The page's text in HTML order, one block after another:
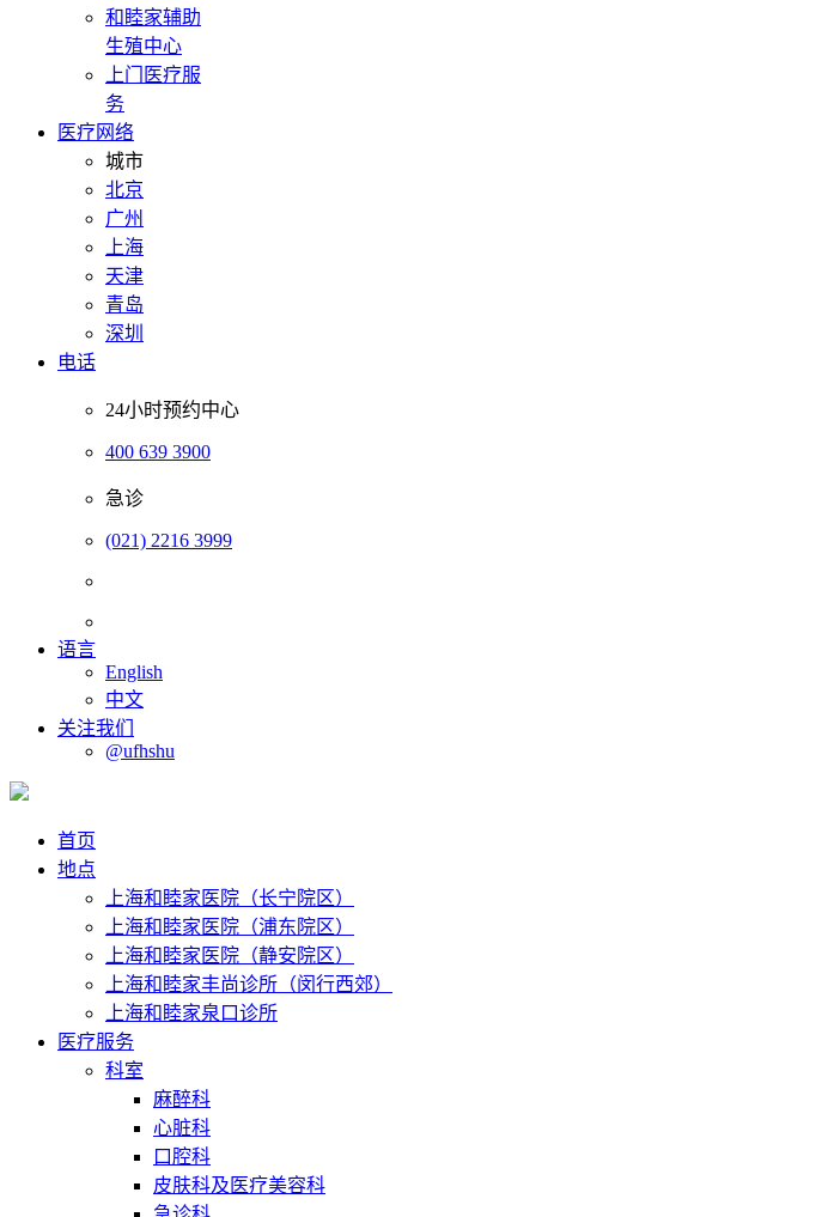
和睦家辅助
生殖中心
上门医疗服
务
医疗网络
城市
北京
广州
上海
天津
青岛
深圳
电话
24小时预约中心
400 639 3900
急诊
(021) 2216 3999
语言
English
中文
关注我们
@ufhshu
首页
地点
上海和睦家医院（长宁院区）
上海和睦家医院（浦东院区）
上海和睦家医院（静安院区）
上海和睦家丰尚诊所（闵行西郊）
上海和睦家泉口诊所
医疗服务
科室
麻醉科
心脏科
口腔科
皮肤科及医疗美容科